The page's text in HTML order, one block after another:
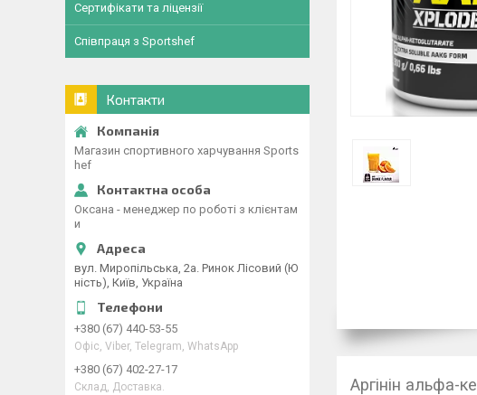
Аргінін альфа-
Сертифікати та ліцензії
Співпраця з Sportshef
Контакти
Магазин спортивного харчування Sports
hef
Оксана - менеджер по роботі з клієнтам
и
вул. Миропільська, 2а. Ринок Лісовий (Ю
ність), Київ, Україна
+380 (67) 440-53-55
Офіс, Viber, Telegram, WhatsApp
+380 (67) 402-27-17
Склад, Доставка.